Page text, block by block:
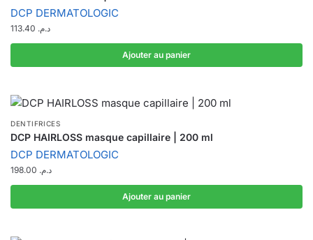
DCP DERMATOLOGIC
د.م.
Ajouter au panier
DENTIFRICES
DCP HAIRLOSS masque capillaire | 200 ml
DCP DERMATOLOGIC
د.م.
Ajouter au panier